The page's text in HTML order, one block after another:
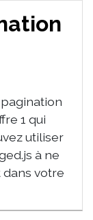
1 qui
utiliser
à ne
dans votre